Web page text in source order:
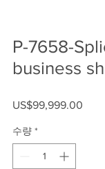
P-7658-
business
US$99,999.00
수량 *